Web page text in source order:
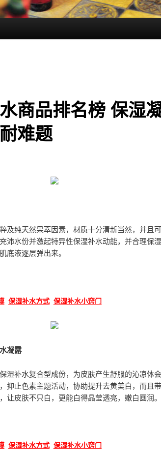
商品排名榜 保湿
难题
及纯天然果萃因素，材质十分清新当然，并且
沛水份并激起特异性保湿补水动能，并合理保
底液逐层弹出来。
保湿补水方式 保湿补水小窍门
凝露
湿补水复合型成份，为皮肤产生舒服的沁凉体
抑止色素主题活动，协助提升去黄美白，而且
让皮肤不只白，更能白得晶莹透亮，嫩白圆润。
保湿补水方式 保湿补水小窍门